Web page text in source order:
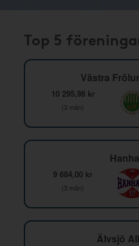
Top 5
Västra
10 295,98 kr
(3 mån)
9 684,00 kr
(3 mån)
Älvsjö